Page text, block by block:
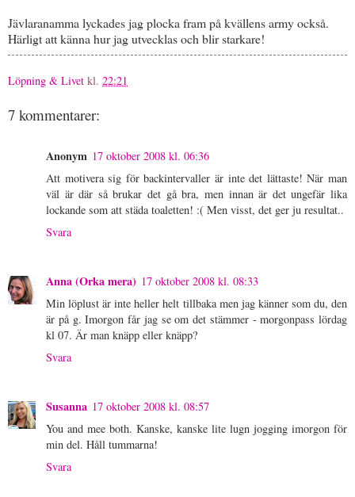
Jävlaranamma lyckades jag plocka fram på kvällens army också.
Härligt att känna hur jag utvecklas och blir starkare!
Löpning & Livet kl. 22:21
7 kommentarer:
Anonym 17 oktober 2008 kl. 06:36
Att motivera sig för backintervaller är inte det lättaste! När man
väl är där så brukar det gå bra, men innan är det ungefär lika
lockande som att städa toaletten! :( Men visst, det ger ju resultat..
Svara
Anna (Orka mera) 17 oktober 2008 kl. 08:33
Min löplust är inte heller helt tillbaka men jag känner som du, den
är på g. Imorgon får jag se om det stämmer - morgonpass lördag
kl 07. Är man knäpp eller knäpp?
Svara
Susanna 17 oktober 2008 kl. 08:57
You and mee both. Kanske, kanske lite lugn jogging imorgon för
min del. Håll tummarna!
Svara